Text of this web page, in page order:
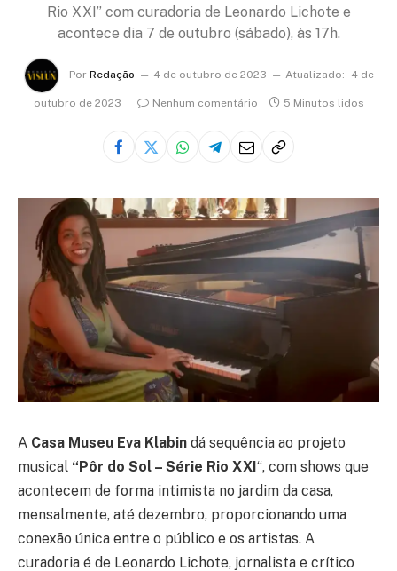
Rio XXI” com curadoria de Leonardo Lichote e
acontece dia 7 de outubro (sábado), às 17h.
Por Redação 4 de outubro de 2023 Atualizado: 4 de
outubro de 2023 Nenhum comentário 5 Minutos lidos
A Casa Museu Eva Klabin dá sequência ao projeto
musical “Pôr do Sol – Série Rio XXI“, com shows que
acontecem de forma intimista no jardim da casa,
mensalmente, até dezembro, proporcionando uma
conexão única entre o público e os artistas. A
curadoria é de Leonardo Lichote, jornalista e crítico